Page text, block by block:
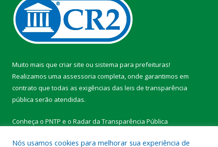
Muito mais que criar site ou sistema para prefeituras!
Realizamos uma assessoria completa, onde garantimos em
contrato que todas as exigências das leis de transparência
pública serão atendidas.
Conheça o PNTP e o Radar da Transparência Pública
Nós usamos cookies para melhorar sua experiência de